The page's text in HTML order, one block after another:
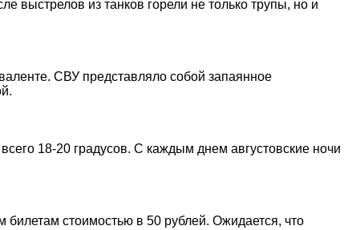
выстрелов из танков горели не только трупы, но и
СВУ представляло собой запаянное
18-20 градусов. С каждым днем августовские ночи
стоимостью в 50 рублей. Ожидается, что